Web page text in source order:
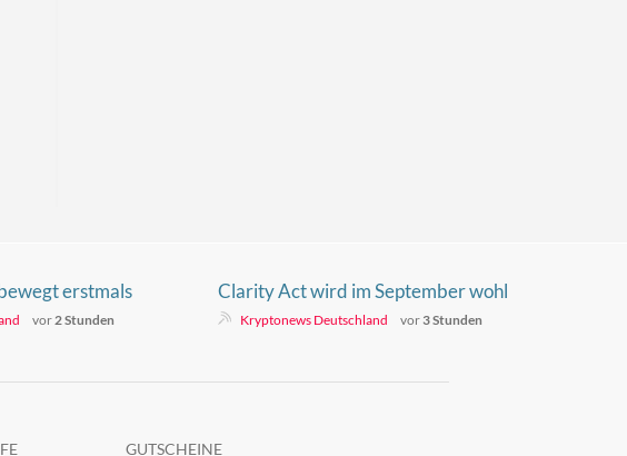
erstmals
in gestohlenen
vor2 Stunden
Clarity Act wird im September wohl
scheitern. Werden Kryptopreise
Kryptonews Deutschland vor 3 Stunden
GUTSCHEINE